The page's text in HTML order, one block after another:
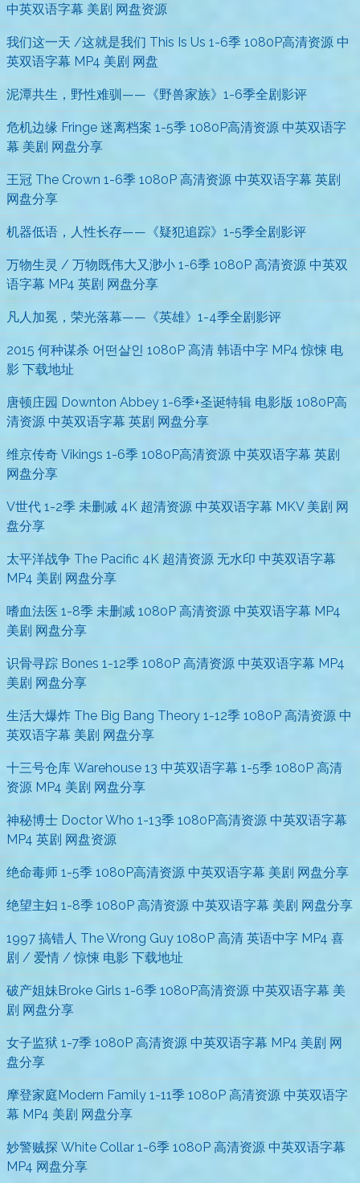
中英双语字幕 美剧 网盘资源
我们这一天 /这就是我们 This Is Us 1-6季 1080P高清资源 中
英双语字幕 MP4 美剧 网盘
泥潭共生，野性难驯——《野兽家族》1-6季全剧影评
危机边缘 Fringe 迷离档案 1-5季 1080P高清资源 中英双语字
幕 美剧 网盘分享
王冠 The Crown 1-6季 1080P 高清资源 中英双语字幕 英剧
网盘分享
机器低语，人性长存——《疑犯追踪》1-5季全剧影评
万物生灵 / 万物既伟大又渺小 1-6季 1080P 高清资源 中英双
语字幕 MP4 英剧 网盘分享
凡人加冕，荣光落幕——《英雄》1-4季全剧影评
2015 何种谋杀 어떤살인 1080P 高清 韩语中字 MP4 惊悚 电
影 下载地址
唐顿庄园 Downton Abbey 1-6季+圣诞特辑 电影版 1080P高
清资源 中英双语字幕 英剧 网盘分享
维京传奇 Vikings 1-6季 1080P高清资源 中英双语字幕 英剧
网盘分享
V世代 1-2季 未删减 4K 超清资源 中英双语字幕 MKV 美剧 网
盘分享
太平洋战争 The Pacific 4K 超清资源 无水印 中英双语字幕
MP4 美剧 网盘分享
嗜血法医 1-8季 未删减 1080P 高清资源 中英双语字幕 MP4
美剧 网盘分享
识骨寻踪 Bones 1-12季 1080P 高清资源 中英双语字幕 MP4
美剧 网盘分享
生活大爆炸 The Big Bang Theory 1-12季 1080P 高清资源 中
英双语字幕 美剧 网盘分享
十三号仓库 Warehouse 13 中英双语字幕 1-5季 1080P 高清
资源 MP4 美剧 网盘分享
神秘博士 Doctor Who 1-13季 1080P高清资源 中英双语字幕
MP4 英剧 网盘资源
绝命毒师 1-5季 1080P高清资源 中英双语字幕 美剧 网盘分享
绝望主妇 1-8季 1080P 高清资源 中英双语字幕 美剧 网盘分享
1997 搞错人 The Wrong Guy 1080P 高清 英语中字 MP4 喜
剧 / 爱情 / 惊悚 电影 下载地址
破产姐妹Broke Girls 1-6季 1080P高清资源 中英双语字幕 美
剧 网盘分享
女子监狱 1-7季 1080P 高清资源 中英双语字幕 MP4 美剧 网
盘分享
摩登家庭Modern Family 1-11季 1080P 高清资源 中英双语字
幕 MP4 美剧 网盘分享
妙警贼探 White Collar 1-6季 1080P 高清资源 中英双语字幕
MP4 网盘分享